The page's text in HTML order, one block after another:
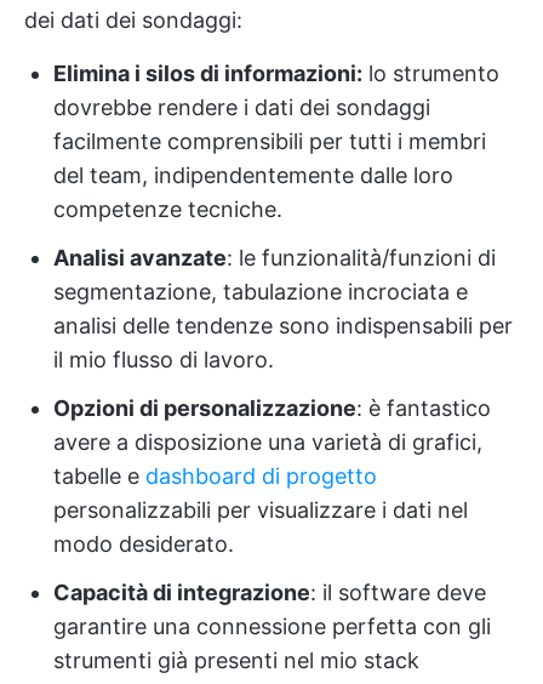
dei dati dei sondaggi:
Elimina i silos di informazioni: lo strumento
dovrebbe rendere i dati dei sondaggi
facilmente comprensibili per tutti i membri
del team, indipendentemente dalle loro
competenze tecniche.
Analisi avanzate: le funzionalità/funzioni di
segmentazione, tabulazione incrociata e
analisi delle tendenze sono indispensabili per
il mio flusso di lavoro.
Opzioni di personalizzazione: è fantastico
avere a disposizione una varietà di grafici,
tabelle e dashboard di progetto
personalizzabili per visualizzare i dati nel
modo desiderato.
Capacità di integrazione: il software deve
garantire una connessione perfetta con gli
strumenti già presenti nel mio stack